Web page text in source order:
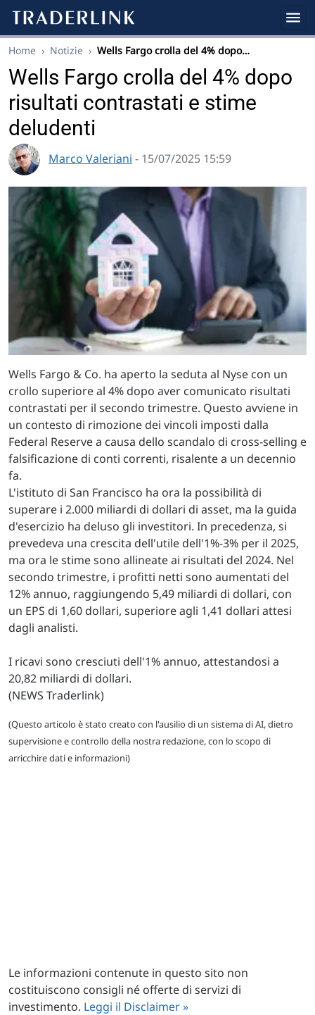
Home › Notizie › Wells Fargo crolla del 4% dopo…
Wells Fargo crolla del 4% dopo
risultati contrastati e stime
deludenti
Marco Valeriani - 15/07/2025 15:59
Wells Fargo & Co. ha aperto la seduta al Nyse con un
crollo superiore al 4% dopo aver comunicato risultati
contrastati per il secondo trimestre. Questo avviene in
un contesto di rimozione dei vincoli imposti dalla
Federal Reserve a causa dello scandalo di cross-selling e
falsificazione di conti correnti, risalente a un decennio
fa.
L'istituto di San Francisco ha ora la possibilità di
superare i 2.000 miliardi di dollari di asset, ma la guida
d'esercizio ha deluso gli investitori. In precedenza, si
prevedeva una crescita dell'utile dell'1%-3% per il 2025,
ma ora le stime sono allineate ai risultati del 2024. Nel
secondo trimestre, i profitti netti sono aumentati del
12% annuo, raggiungendo 5,49 miliardi di dollari, con
un EPS di 1,60 dollari, superiore agli 1,41 dollari attesi
dagli analisti.
I ricavi sono cresciuti dell'1% annuo, attestandosi a
20,82 miliardi di dollari.
(NEWS Traderlink)
(Questo articolo è stato creato con l'ausilio di un sistema di AI, dietro
supervisione e controllo della nostra redazione, con lo scopo di
arricchire dati e informazioni)
Le informazioni contenute in questo sito non
costituiscono consigli né offerte di servizi di
investimento. Leggi il Disclaimer »